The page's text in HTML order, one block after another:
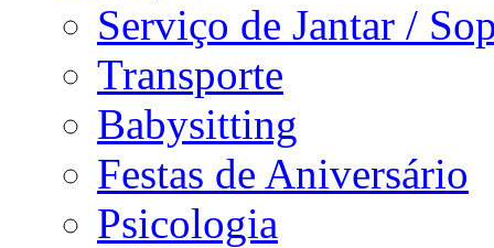
Serviço de Jantar /
Transporte
Babysitting
Festas de Aniversário
Psicologia